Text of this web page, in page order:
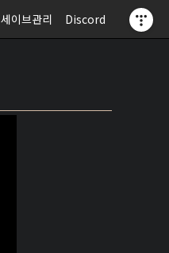
세이브관리 Discord